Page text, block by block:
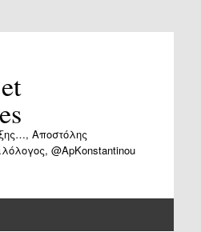
Αποστόλης
@ApKonstantinou